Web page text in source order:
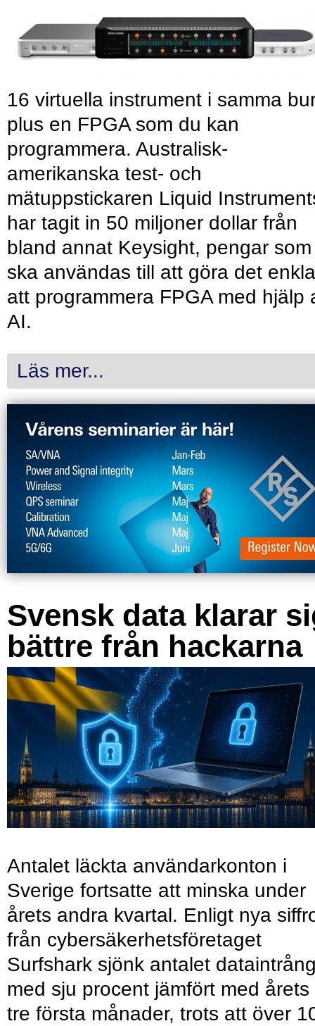
16 virtuella instrument i samma
plus en FPGA som du kan
programmera. Australisk-
amerikanska test- och
mätuppstickaren Liquid
har tagit in 50 miljoner dollar från
bland annat Keysight, pengar som
ska användas till att göra det
att programmera FPGA med hjälp
AI.
Läs mer...
Svensk data klarar
bättre från hackarna
Antalet läckta användarkonton i
Sverige fortsatte att minska under
årets andra kvartal. Enligt nya
från cybersäkerhetsföretaget
Surfshark sjönk antalet
med sju procent jämfört med årets
tre första månader, trots att över